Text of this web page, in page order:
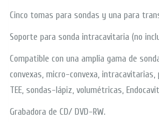
Cinco tomas para sondas y una para
Soporte para sonda intracavitaria (no
Compatible con una amplia gama de
convexas, micro-convexa,
TEE, sondas-lápiz, volumétricas,
Grabadora de CD/ DVD-RW.